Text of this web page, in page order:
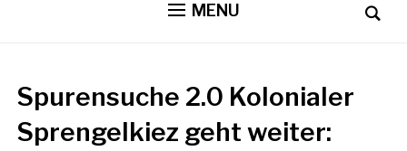
MENU
Spurensuche 2.0 Kolonialer
Sprengelkiez geht weiter: